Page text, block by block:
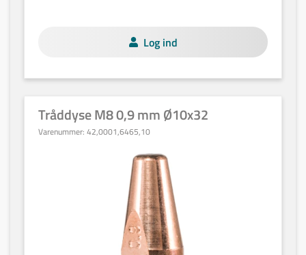
Log ind
Tråddyse M8 0,9 mm Ø10x32
Varenummer: 42,0001,6465,10